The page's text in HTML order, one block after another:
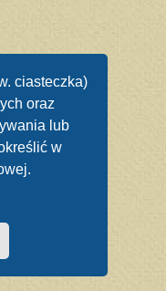
ciasteczka)
oraz
lub
w